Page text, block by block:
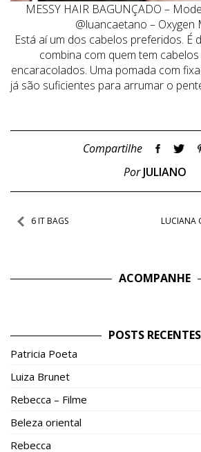
MESSY HAIR BAGUNÇADO –
@luancaetano – Oxygen
Está aí um dos cabelos preferidos. É
combina com quem tem
encaracolados. Uma pomada com
já são suficientes para arrumar o
Compartilhe
PorJULIANO
Navegação
6 IT BAGS LUCIANA
ACOMPANHE
POSTS RECENTES
Patricia Poeta
Luiza Brunet
Rebecca – Filme
Beleza oriental
Rebecca